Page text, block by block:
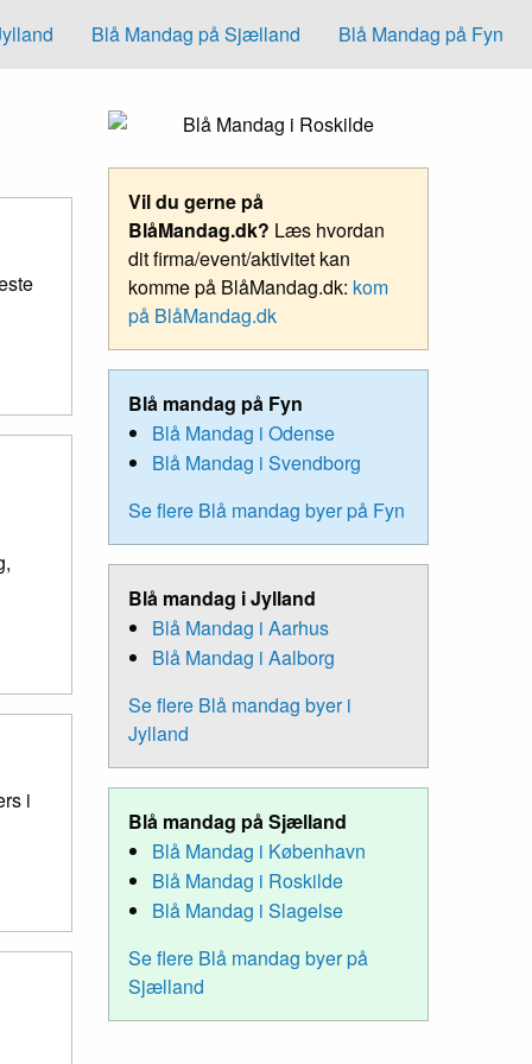
Blå Mandag på Sjælland Blå Mandag på Fyn
i
Vil du gerne på
BlåMandag.dk? Læs hvordan
dit firma/event/aktivitet kan
komme på BlåMandag.dk: kom
på BlåMandag.dk
Blå mandag på Fyn
Blå Mandag i Odense
Blå Mandag i Svendborg
Se flere Blå mandag byer på Fyn
Blå mandag i Jylland
Blå Mandag i Aarhus
Blå Mandag i Aalborg
Se flere Blå mandag byer i
Jylland
Blå mandag på Sjælland
Blå Mandag i København
Blå Mandag i Roskilde
Blå Mandag i Slagelse
Se flere Blå mandag byer på
Sjælland